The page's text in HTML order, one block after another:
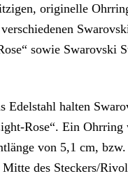
originelle
sowie Swarovski
Edelstahl halten
Rose“. Ein Ohrring
von 5,1 cm,
Mitte des Steckers/